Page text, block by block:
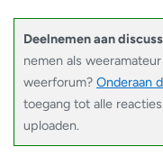
Deelnemen aan
nemen als
weerforum? Onderaan
toegang tot alle
uploaden.